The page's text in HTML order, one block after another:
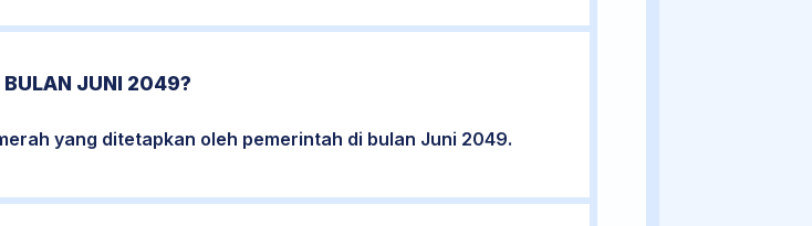
BULAN JUNI 2049?
yang ditetapkan oleh pemerintah di bulan Juni 2049.